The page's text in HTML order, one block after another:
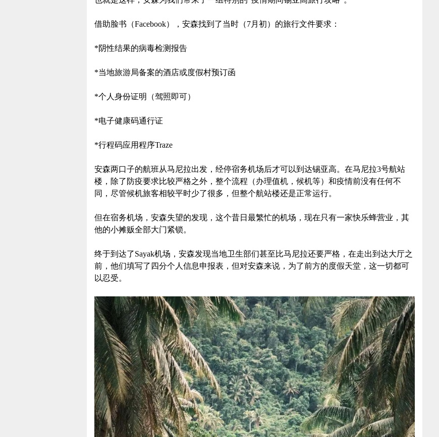
借助脸书（Facebook），安森找到了当时（7月初）的旅行文件要求：
*阴性结果的病毒检测报告
*当地旅游局备案的酒店或度假村预订函
*个人身份证明（驾照即可）
*电子健康码通行证
*行程码应用程序Traze
安森两口子的航班从马尼拉出发，经停宿务机场后才可以到达锡亚高。在马尼拉3号航站
楼，除了防疫要求比较严格之外，整个流程（办理值机，候机等）和疫情前没有任何不
同，尽管候机旅客相较平时少了很多，但整个航站楼还是正常运行。
但在宿务机场，安森失望的发现，这个昔日最繁忙的机场，现在只有一家快乐蜂营业，其
他的小摊贩全部大门紧锁。
终于到达了Sayak机场，安森发现当地卫生部们甚至比马尼拉还要严格，在走出到达大厅之
前，他们填写了四分个人信息申报表，但对安森来说，为了前方的度假天堂，这一切都可
以忍受。